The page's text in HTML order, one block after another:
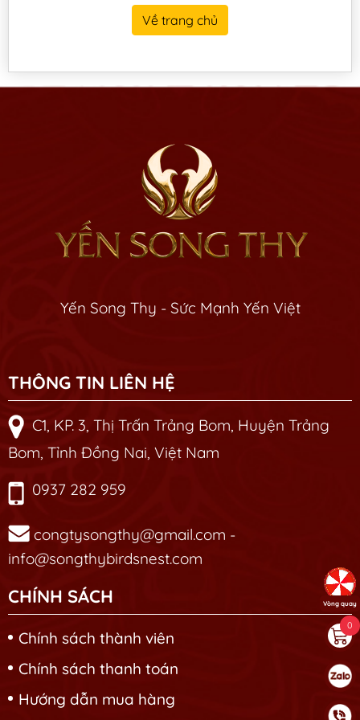
Về trang chủ
Yến Song Thy - Sức Mạnh Yến Việt
THÔNG TIN LIÊN HỆ
C1, KP. 3, Thị Trấn Trảng Bom, Huyện Trảng
Bom, Tỉnh Đồng Nai, Việt Nam
0937 282 959
congtysongthy@gmail.com -
info@songthybirdsnest.com
CHÍNH SÁCH
Chính sách thành viên
Chính sách thanh toán
Hướng dẫn mua hàng
Vòng quay
0